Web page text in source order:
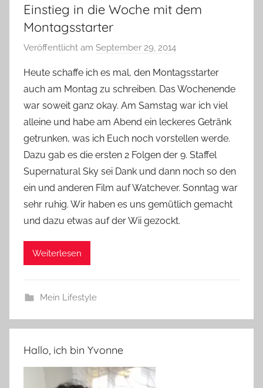
Einstieg in die Woche mit dem
Montagsstarter
Veröffentlicht am September 29, 2014
n
Y
v
o
n
n
e
Heute schaffe ich es mal, den Montagsstarter
auch am Montag zu schreiben. Das Wochenende
war soweit ganz okay. Am Samstag war ich viel
alleine und habe am Abend ein leckeres Getränk
getrunken, was ich Euch noch vorstellen werde.
Dazu gab es die ersten 2 Folgen der 9. Staffel
Supernatural Sky sei Dank und dann noch so den
ein und anderen Film auf Watchever. Sonntag war
sehr ruhig. Wir haben es uns gemütlich gemacht
und dazu etwas auf der Wii gezockt.
Weiterlesen
Mein Lifestyle
Hallo, ich bin Yvonne